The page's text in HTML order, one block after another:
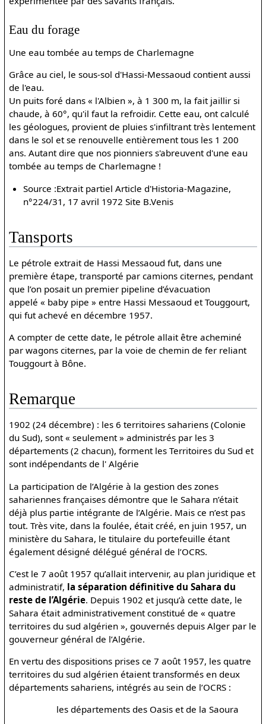
Eau du forage
Une eau tombée au temps de Charlemagne
Grâce au ciel, le sous-sol d'Hassi-Messaoud contient aussi
de l'eau.
Un puits foré dans « l'Albien », à 1 300 m, la fait jaillir si
chaude, à 60°, qu'il faut la refroidir. Cette eau, ont calculé
les géologues, provient de pluies s'infiltrant très lentement
dans le sol et se renouvelle entièrement tous les 1 200
ans. Autant dire que nos pionniers s'abreuvent d'une eau
tombée au temps de Charlemagne !
Source :Extrait partiel Article d'Historia-Magazine,
n°224/31, 17 avril 1972 Site B.Venis
Tansports
Le pétrole extrait de Hassi Messaoud fut, dans une
première étape, transporté par camions citernes, pendant
que l’on posait un premier pipeline d’évacuation
appelé « baby pipe » entre Hassi Messaoud et Touggourt,
qui fut achevé en décembre 1957.
A compter de cette date, le pétrole allait être acheminé
par wagons citernes, par la voie de chemin de fer reliant
Touggourt à Bône.
Remarque
1902 (24 décembre) : les 6 territoires sahariens (Colonie
du Sud), sont « seulement » administrés par les 3
départements (2 chacun), forment les Territoires du Sud et
sont indépendants de l' Algérie
La participation de l’Algérie à la gestion des zones
sahariennes françaises démontre que le Sahara n’était
déjà plus partie intégrante de l’Algérie. Mais ce n’est pas
tout. Très vite, dans la foulée, était créé, en juin 1957, un
ministère du Sahara, le titulaire du portefeuille étant
également désigné délégué général de l’OCRS.
C’est le 7 août 1957 qu’allait intervenir, au plan juridique et
administratif, la séparation définitive du Sahara du
reste de l’Algérie. Depuis 1902 et jusqu’à cette date, le
Sahara était administrativement constitué de « quatre
territoires du sud algérien », gouvernés depuis Alger par le
gouverneur général de l’Algérie.
En vertu des dispositions prises ce 7 août 1957, les quatre
territoires du sud algérien étaient transformés en deux
départements sahariens, intégrés au sein de l’OCRS :
les départements des Oasis et de la Saoura